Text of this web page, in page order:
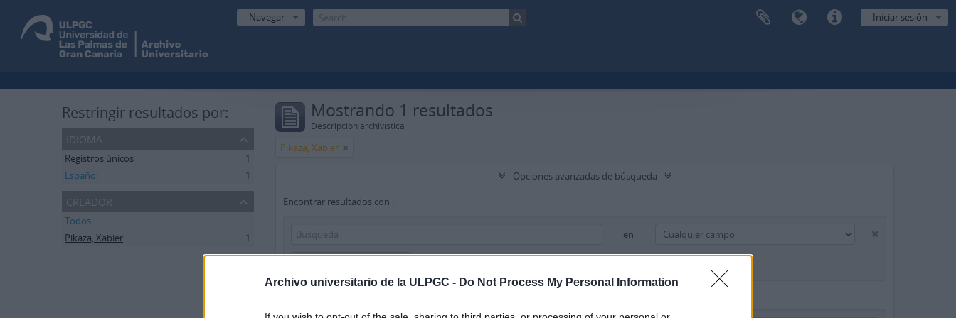
Archivo universitario de la ULPGC - Do Not Process My Personal Information
Iniciar sesión
Navegar
Restringir resultados por:
idioma
Registros únicos
1
Español
1
creador
Todos
Pikaza, Xabier
1
Mostrando 1 resultados
Descripción archivística
Pikaza, Xabier
Opciones avanzadas de búsqueda
Encontrar resultados con :
en